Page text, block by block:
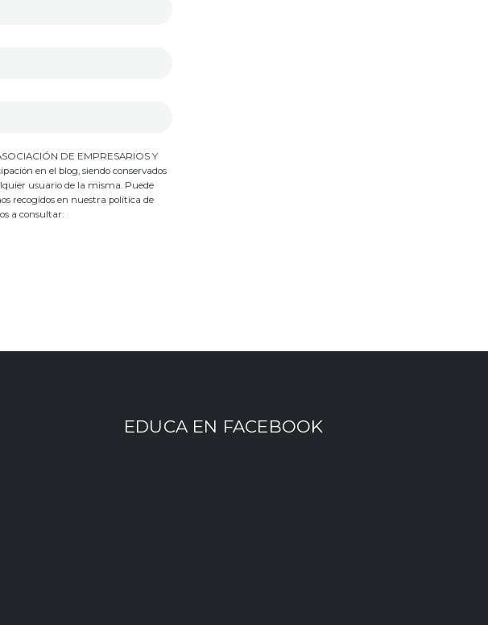
DE EMPRESARIOS Y
en el blog, siendo conservados
usuario de la misma. Puede
recogidos en nuestra política de
a consultar:
EDUCA EN FACEBOOK